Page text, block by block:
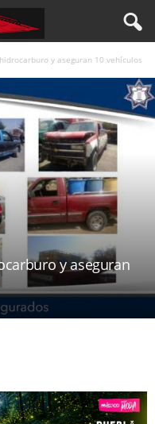
y aseguran 10 vehículos
y aseguran